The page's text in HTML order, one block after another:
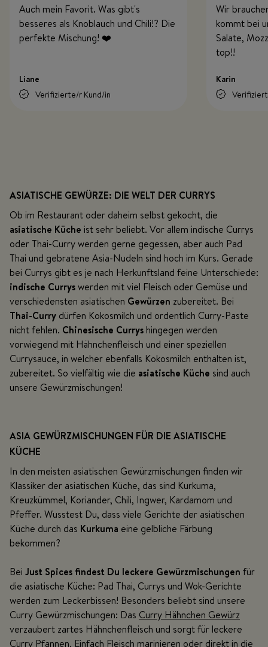
Auch mein Favorit. Was gibt's
besseres als Knoblauch und Chili!? Die
perfekte Mischung! ❤️
Liane
Verifizierte/r Kund/in
Wir
kommt bei
Salate,
top!!
Karin
ASIATISCHE GEWÜRZE: DIE WELT DER CURRYS
Ob im Restaurant oder daheim selbst gekocht, die
asiatische Küche ist sehr beliebt. Vor allem indische Currys
oder Thai-Curry werden gerne gegessen, aber auch Pad
Thai und gebratene Asia-Nudeln sind hoch im Kurs. Gerade
bei Currys gibt es je nach Herkunftsland feine Unterschiede:
indische Curryswerden mit viel Fleisch oder Gemüse und
verschiedensten asiatischen Gewürzen zubereitet. Bei
Thai-Curry dürfen Kokosmilch und ordentlich Curry-Paste
nicht fehlen. Chinesische Currys hingegen werden
vorwiegend mit Hähnchenfleisch und einer speziellen
Currysauce, in welcher ebenfalls Kokosmilch enthalten ist,
zubereitet. So vielfältig wie die asiatische Küche sind auch
unsere Gewürzmischungen!
ASIA GEWÜRZMISCHUNGEN FÜR DIE ASIATISCHE
KÜCHE
In den meisten asiatischen Gewürzmischungen finden wir
Klassiker der asiatischen Küche, das sind Kurkuma,
Kreuzkümmel, Koriander, Chili, Ingwer, Kardamom und
Pfeffer. Wusstest Du, dass viele Gerichte der asiatischen
Küche durch das Kurkuma eine gelbliche Färbung
bekommen?
Bei Just Spices findest Du leckere Gewürzmischungen für
die asiatische Küche: Pad Thai, Currys und Wok-Gerichte
werden zum Leckerbissen! Besonders beliebt sind unsere
Curry Gewürzmischungen: Das Curry Hähnchen Gewürz
verzaubert zartes Hähnchenfleisch und sorgt für leckere
Curry Pfannen. Einfach Fleisch marinieren oder direkt in die